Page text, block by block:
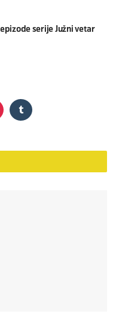
serije Južni vetar